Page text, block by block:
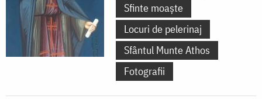
Sfinte moaște
Locuri de pelerinaj
Sfântul Munte Athos
Fotografii